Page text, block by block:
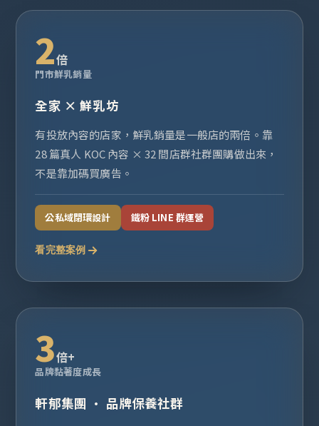
2倍
門市鮮乳銷量
全家 × 鮮乳坊
有投放內容的店家，鮮乳銷量是一般店的兩倍。靠
28 篇真人 KOC 內容 × 32 間店群社群團購做出來，
不是靠加碼買廣告。
公私域閉環設計 鐵粉 LINE 群運營
看完整案例
3倍+
品牌黏著度成長
軒郁集團 · 品牌保養社群